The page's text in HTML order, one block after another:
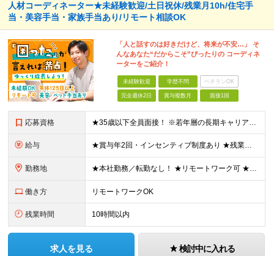
人材コーディネーター★未経験歓迎/土日祝休/残業月10h/住宅手
当・美容手当・家族手当あり/リモート相談OK
「人と話すのは好きだけど、将来が不安…」 そ
んなあなた“だからこそ”ぴったりの コーディネ
ーターをご紹介！
未経験歓迎 学歴不問 ベテランOK
完全週休2日 賞与複数月 面接1回
応募資格 ★35歳以下全員面接！ ※若年層の長期キャリア形成を図るため □職種・業種未経験・第二新卒歓迎 □学歴不問 ◎人柄重視採用！20代が活躍中の会社 ◎異業種出身の先輩も多数活躍中！ ◎まっさらな方も
給与 ★賞与年2回・インセンティブ制度あり ★残業代は100％支給します（みなし残業は一切ありません） 月給245,000円～500,000円＋インセンティブ＋各種手当＋残業代＋賞与年2回 ※経験・スキ
勤務地 ★本社勤務／転勤なし！ ★リモートワーク可 ★U・Iターン歓迎 ※独り立ち後／業務状況に応じて条件あり ＜本社＞ 東京都中央区東日本橋2-25-4 S-CUBEビル 6階 (変更の範囲)上記を除く
働き方 リモートワークOK
残業時間 10時間以内
求人を見る 検討中に入れる